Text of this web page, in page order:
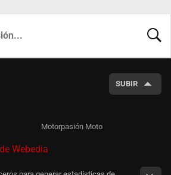
SUBIR
Motorpasión Moto
Webedia